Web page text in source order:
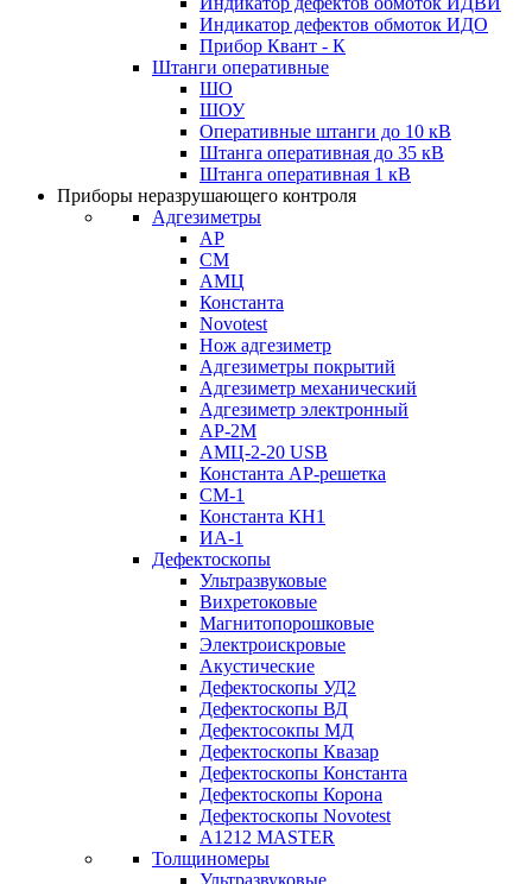
Индикатор дефектов обмоток ИДО
Прибор Квант - К
Штанги оперативные
ШО
ШОУ
Оперативные штанги до 10 кВ
Штанга оперативная до 35 кВ
Штанга оперативная 1 кВ
Приборы неразрушающего контроля
Адгезиметры
АР
СМ
АМЦ
Константа
Novotest
Нож адгезиметр
Адгезиметры покрытий
Адгезиметр механический
Адгезиметр электронный
АР-2М
АМЦ-2-20 USB
Константа АР-решетка
СМ-1
Константа КН1
ИА-1
Дефектоскопы
Ультразвуковые
Вихретоковые
Магнитопорошковые
Электроискровые
Акустические
Дефектоскопы УД2
Дефектоскопы ВД
Дефектосокпы МД
Дефектоскопы Квазар
Дефектоскопы Константа
Дефектоскопы Корона
Дефектоскопы Novotest
А1212 MASTER
Толщиномеры
Ультразвуковые